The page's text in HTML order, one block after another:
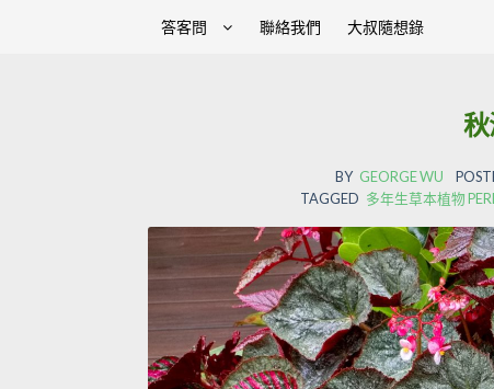
答客問 聯絡我們 大叔隨想錄
秋
BY GEORGE WU
TAGGED 多年生草本植物